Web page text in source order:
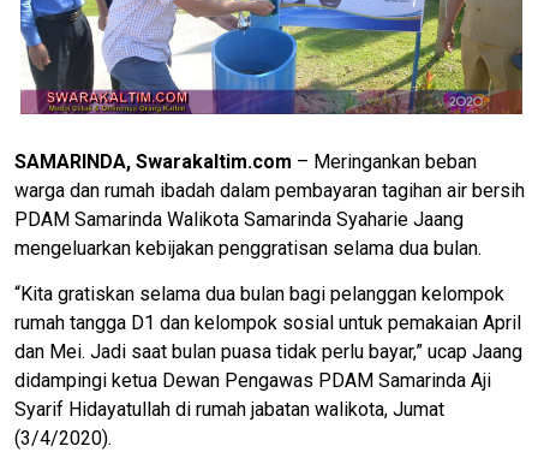
SAMARINDA, Swarakaltim.com – Meringankan beban
warga dan rumah ibadah dalam pembayaran tagihan air bersih
PDAM Samarinda Walikota Samarinda Syaharie Jaang
mengeluarkan kebijakan penggratisan selama dua bulan.
“Kita gratiskan selama dua bulan bagi pelanggan kelompok
rumah tangga D1 dan kelompok sosial untuk pemakaian April
dan Mei. Jadi saat bulan puasa tidak perlu bayar,” ucap Jaang
didampingi ketua Dewan Pengawas PDAM Samarinda Aji
Syarif Hidayatullah di rumah jabatan walikota, Jumat
(3/4/2020).